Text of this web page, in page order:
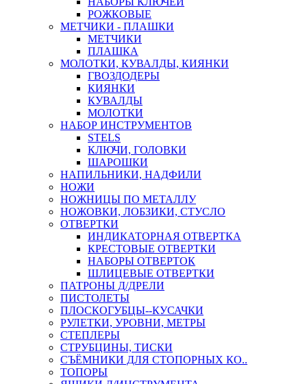
РОЖКОВЫЕ
МЕТЧИКИ - ПЛАШКИ
МЕТЧИКИ
ПЛАШКА
МОЛОТКИ, КУВАЛДЫ, КИЯНКИ
ГВОЗДОДЕРЫ
КИЯНКИ
КУВАЛДЫ
МОЛОТКИ
НАБОР ИНСТРУМЕНТОВ
STELS
КЛЮЧИ, ГОЛОВКИ
ШАРОШКИ
НАПИЛЬНИКИ, НАДФИЛИ
НОЖИ
НОЖНИЦЫ ПО МЕТАЛЛУ
НОЖОВКИ, ЛОБЗИКИ, СТУСЛО
ОТВЕРТКИ
ИНДИКАТОРНАЯ ОТВЕРТКА
КРЕСТОВЫЕ ОТВЕРТКИ
НАБОРЫ ОТВЕРТОК
ШЛИЦЕВЫЕ ОТВЕРТКИ
ПАТРОНЫ Д/ДРЕЛИ
ПИСТОЛЕТЫ
ПЛОСКОГУБЦЫ--КУСАЧКИ
РУЛЕТКИ, УРОВНИ, МЕТРЫ
СТЕПЛЕРЫ
СТРУБЦИНЫ, ТИСКИ
СЪЁМНИКИ ДЛЯ СТОПОРНЫХ КО..
ТОПОРЫ